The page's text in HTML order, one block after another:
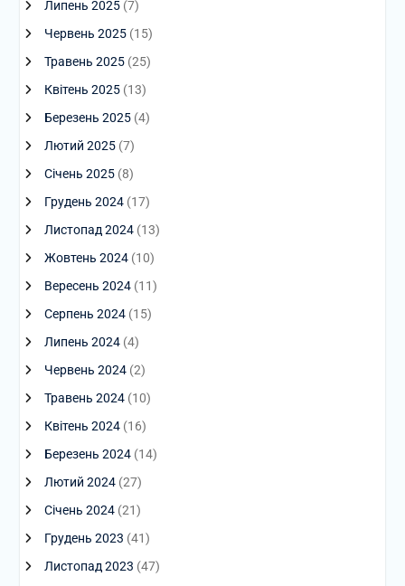
Липень 2025(7)
Червень 2025(15)
Травень 2025(25)
Квітень 2025(13)
Березень 2025(4)
Лютий 2025(7)
Січень 2025(8)
Грудень 2024(17)
Листопад 2024(13)
Жовтень 2024(10)
Вересень 2024(11)
Серпень 2024(15)
Липень 2024(4)
Червень 2024(2)
Травень 2024(10)
Квітень 2024(16)
Березень 2024(14)
Лютий 2024(27)
Січень 2024(21)
Грудень 2023 (41)
Листопад 2023 (47)